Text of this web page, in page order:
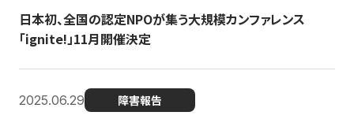
日本初、全国の認定NPOが集う大規模カンファレンス
「ignite!」11月開催決定
2025.06.29 障害報告